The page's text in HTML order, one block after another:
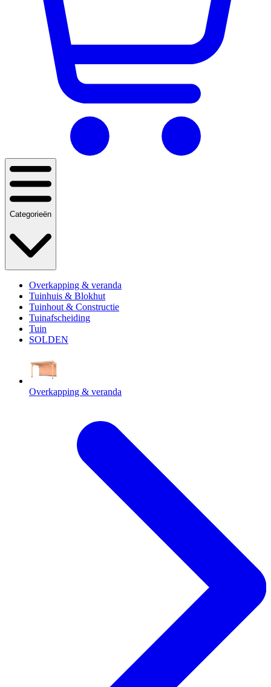
Categorieën
Overkapping & veranda
Tuinhuis & Blokhut
Tuinhout & Constructie
Tuinafscheiding
Tuin
SOLDEN
Overkapping & veranda